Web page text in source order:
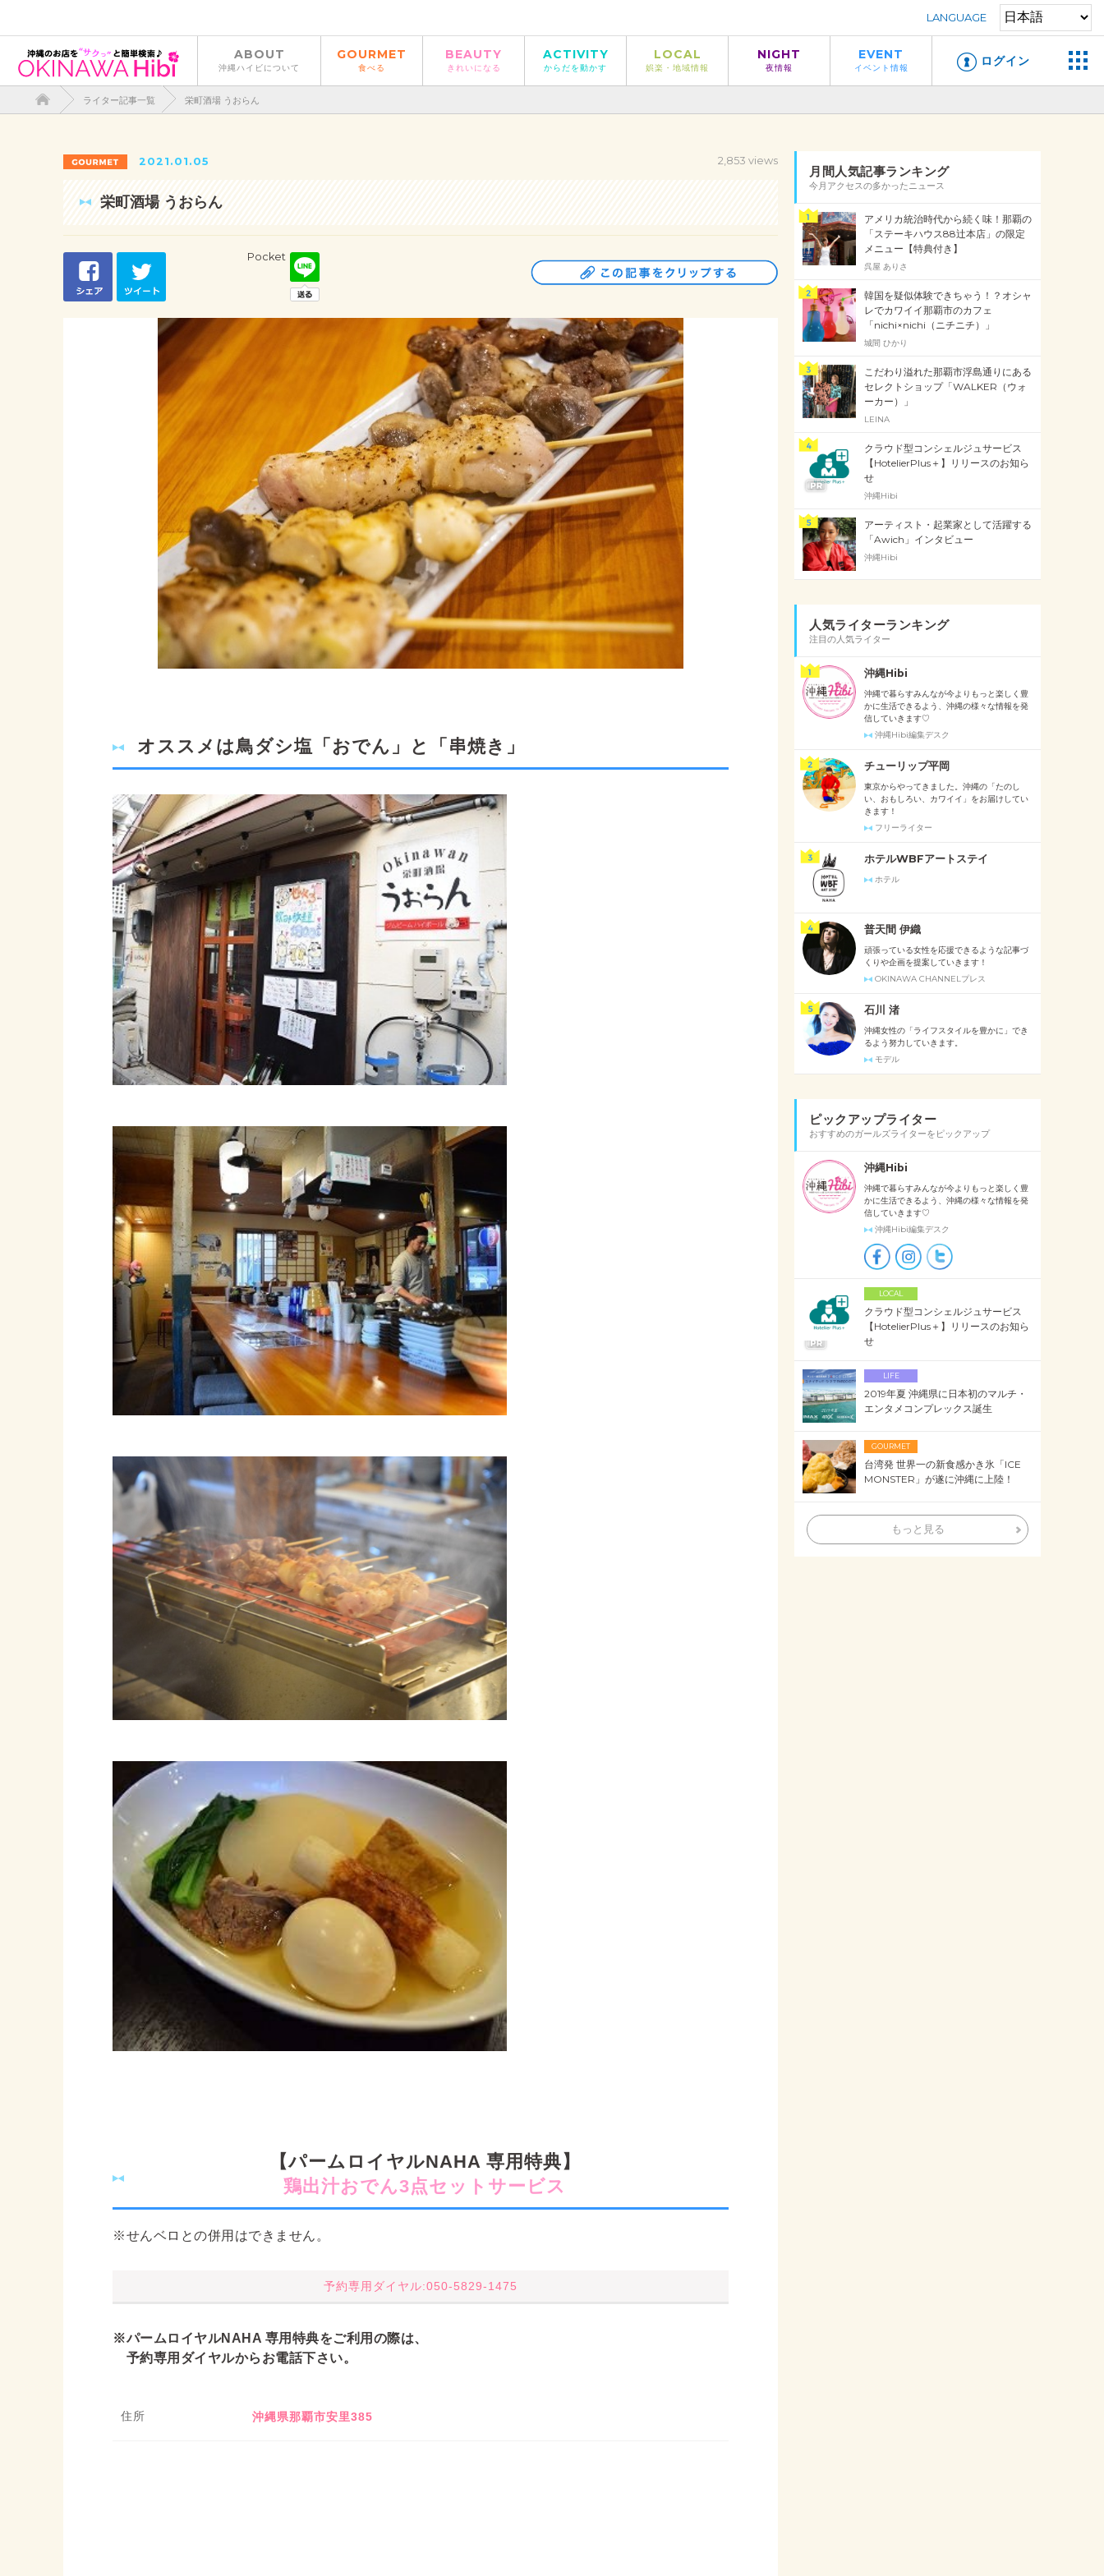
LANGUAGE
ABOUT
沖縄ハイビについて
GOURMET
食べる
BEAUTY
きれいになる
ACTIVITY
からだを動かす
LOCAL
娯楽・地域情報
NIGHT
夜情報
EVENT
イベント情報 ログイン
ライター記事一覧 栄町酒場 うおらん
2021.01.05 2,853 views
栄町酒場 うおらん
Pocket
オススメは鳥ダシ塩「おでん」と「串焼き」
【パームロイヤルNAHA 専用特典】
鶏出汁おでん3点セットサービス
※せんベロとの併用はできません。
予約専用ダイヤル:050-5829-1475
※パームロイヤルNAHA 専用特典をご利用の際は、
予約専用ダイヤルからお電話下さい。
住所 沖縄県那覇市安里385
月間人気記事ランキング
今月アクセスの多かったニュース
アメリカ統治時代から続く味！那覇の
「ステーキハウス88辻本店」の限定
メニュー【特典付き】
呉屋 ありさ
韓国を疑似体験できちゃう！？オシャ
レでカワイイ那覇市のカフェ
「nichi×nichi（ニチニチ）」
城間 ひかり
こだわり溢れた那覇市浮島通りにある
セレクトショップ「WALKER（ウォ
ーカー）」
LEINA
クラウド型コンシェルジュサービス
【HotelierPlus＋】リリースのお知ら
せ
沖縄Hibi
アーティスト・起業家として活躍する
「Awich」インタビュー
沖縄Hibi
人気ライターランキング
注目の人気ライター
沖縄Hibi
沖縄で暮らすみんなが今よりもっと楽しく豊
かに生活できるよう、沖縄の様々な情報を発
信していきます♡
沖縄Hibi編集デスク
チューリップ平岡
東京からやってきました。沖縄の「たのし
い、おもしろい、カワイイ」をお届けしてい
きます！
フリーライター
ホテルWBFアートステイ
ホテル
普天間 伊織
頑張っている女性を応援できるような記事づ
くりや企画を提案していきます！
OKINAWA CHANNELプレス
石川 渚
沖縄女性の「ライフスタイルを豊かに」でき
るよう努力していきます。
モデル
ピックアップライター
おすすめのガールズライターをピックアップ
沖縄Hibi
沖縄で暮らすみんなが今よりもっと楽しく豊
かに生活できるよう、沖縄の様々な情報を発
信していきます♡
沖縄Hibi編集デスク
LOCAL
クラウド型コンシェルジュサービス
【HotelierPlus＋】リリースのお知ら
せ
LIFE
2019年夏 沖縄県に日本初のマルチ・
エンタメコンプレックス誕生
GOURMET
台湾発 世界一の新食感かき氷「ICE
MONSTER」が遂に沖縄に上陸！
もっと見る